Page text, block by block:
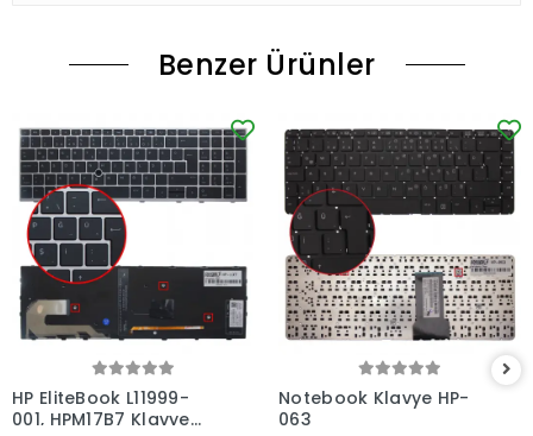
Benzer Ürünler
HP EliteBook L11999-
001, HPM17B7 Klavye
Notebook Klavye HP-
063